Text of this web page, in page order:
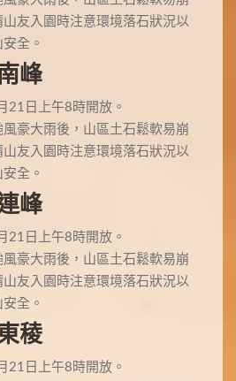
山友入園時注意環境落石狀況以
全。
峰
21日上午8時開放。
風豪大雨後，山區土石鬆軟易崩
山友入園時注意環境落石狀況以
全。
峰
21日上午8時開放。
風豪大雨後，山區土石鬆軟易崩
山友入園時注意環境落石狀況以
全。
稜
21日上午8時開放。